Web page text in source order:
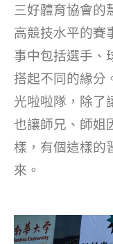
三好體育協會的
高競技水平的賽
事中包括選手、
搭起不同的緣分
光啦啦隊，除了
也讓師兄、師姐
樣，有個這樣的
來。